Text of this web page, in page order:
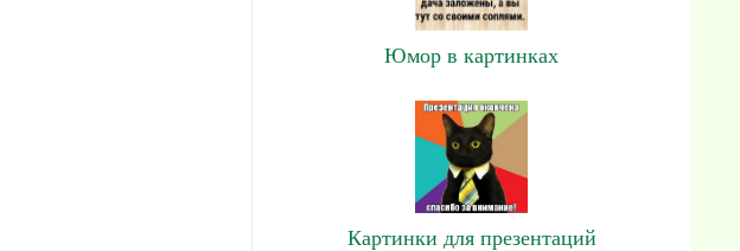
Юмор в картинках
Картинки для презентаций